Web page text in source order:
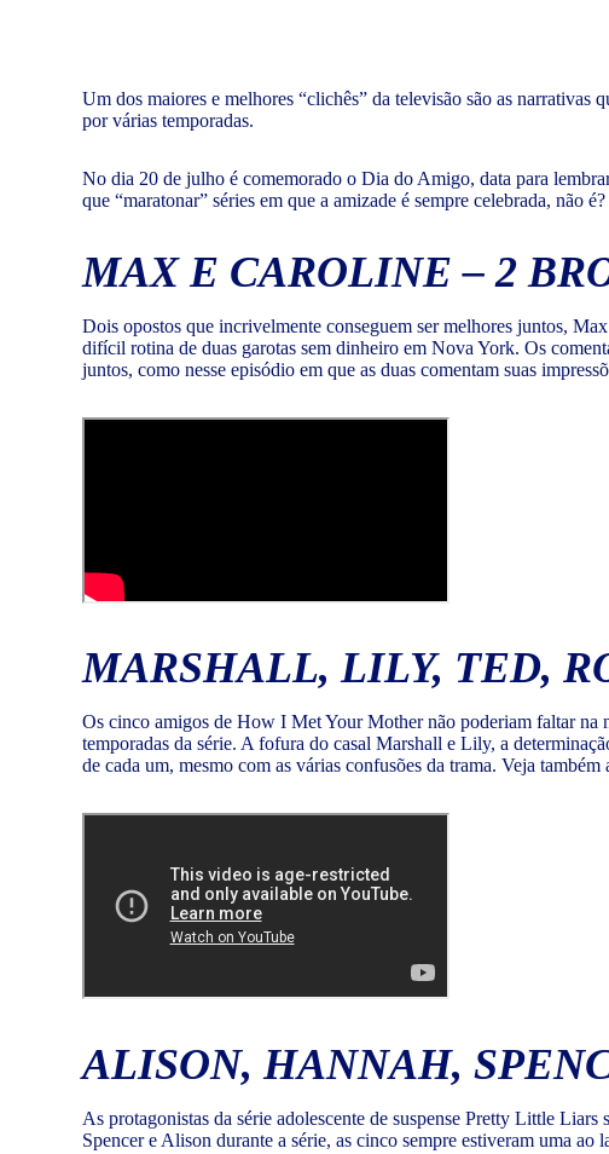
Um dos maiores e melhores “clichês” da televisão são as narrativas
por várias temporadas.
No dia 20 de julho é comemorado o Dia do Amigo, data para
que “maratonar” séries em que a amizade é sempre celebrada, não
MAX E CAROLINE – 2
Dois opostos que incrivelmente conseguem ser melhores juntos,
difícil rotina de duas garotas sem dinheiro em Nova York. Os
juntos, como nesse episódio em que as duas comentam suas
MARSHALL, LILY, TED,
Os cinco amigos de How I Met Your Mother não poderiam faltar
temporadas da série. A fofura do casal Marshall e Lily, a
de cada um, mesmo com as várias confusões da trama. Veja também
ALISON, HANNAH,
As protagonistas da série adolescente de suspense Pretty Little
Spencer e Alison durante a série, as cinco sempre estiveram uma